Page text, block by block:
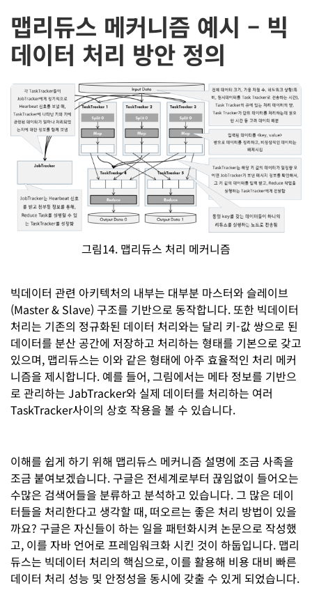
맵리듀스 메커니즘 예시 – 빅
데이터 처리 방안 정의
그림14. 맵리듀스 처리 메커니즘
빅데이터 관련 아키텍처의 내부는 대부분 마스터와 슬레이브
(Master & Slave) 구조를 기반으로 동작합니다. 또한 빅데이터
처리는 기존의 정규화된 데이터 처리와는 달리 키-값 쌍으로 된
데이터를 분산 공간에 저장하고 처리하는 형태를 기본으로 갖고
있으며, 맵리듀스는 이와 같은 형태에 아주 효율적인 처리 메커
니즘을 제시합니다. 예를 들어, 그림에서는 메타 정보를 기반으
로 관리하는 JabTracker와 실제 데이터를 처리하는 여러
TaskTracker사이의 상호 작용을 볼 수 있습니다.
이해를 쉽게 하기 위해 맵리듀스 메커니즘 설명에 조금 사족을
조금 붙여보겠습니다. 구글은 전세계로부터 끊임없이 들어오는
수많은 검색어들을 분류하고 분석하고 있습니다. 그 많은 데이
터들을 처리한다고 생각할 때, 떠오르는 좋은 처리 방법이 있을
까요? 구글은 자신들이 하는 일을 패턴화시켜 논문으로 작성했
고, 이를 자바 언어로 프레임워크화 시킨 것이 하둡입니다. 맵리
듀스는 빅데이터 처리의 핵심으로, 이를 활용해 비용 대비 빠른
데이터 처리 성능 및 안정성을 동시에 갖출 수 있게 되었습니다.